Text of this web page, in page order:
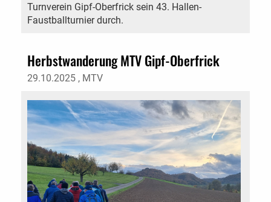
Turnverein Gipf-Oberfrick sein 43. Hallen-
Faustballturnier durch.
Herbstwanderung MTV Gipf-Oberfrick
29.10.2025 , MTV